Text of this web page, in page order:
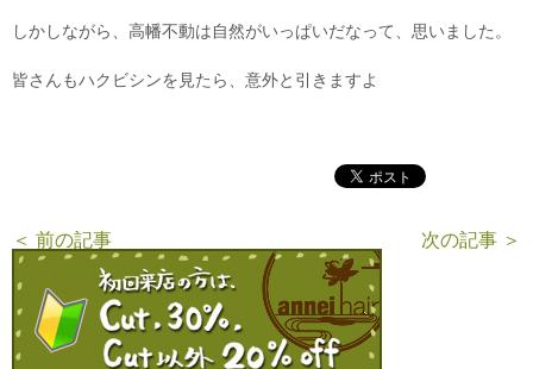
しかしながら、高幡不動は自然がいっぱいだなって、思いました。
皆さんもハクビシンを見たら、意外と引きますよ
＜ 前の記事 次の記事 ＞